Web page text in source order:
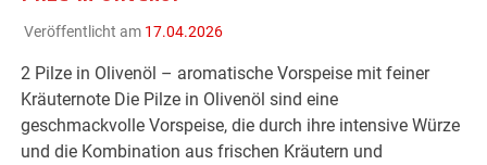
Veröffentlicht am 17.04.2026
2 Pilze in Olivenöl – aromatische Vorspeise mit feiner
Kräuternote Die Pilze in Olivenöl sind eine
geschmackvolle Vorspeise, die durch ihre intensive Würze
und die Kombination aus frischen Kräutern und